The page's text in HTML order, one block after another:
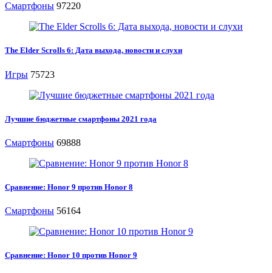
Смартфоны 97220
The Elder Scrolls 6: Дата выхода, новости и слухи
Игры 75723
Лучшие бюджетные смартфоны 2021 года
Смартфоны 69888
Сравнение: Honor 9 против Honor 8
Смартфоны 56164
Сравнение: Honor 10 против Honor 9